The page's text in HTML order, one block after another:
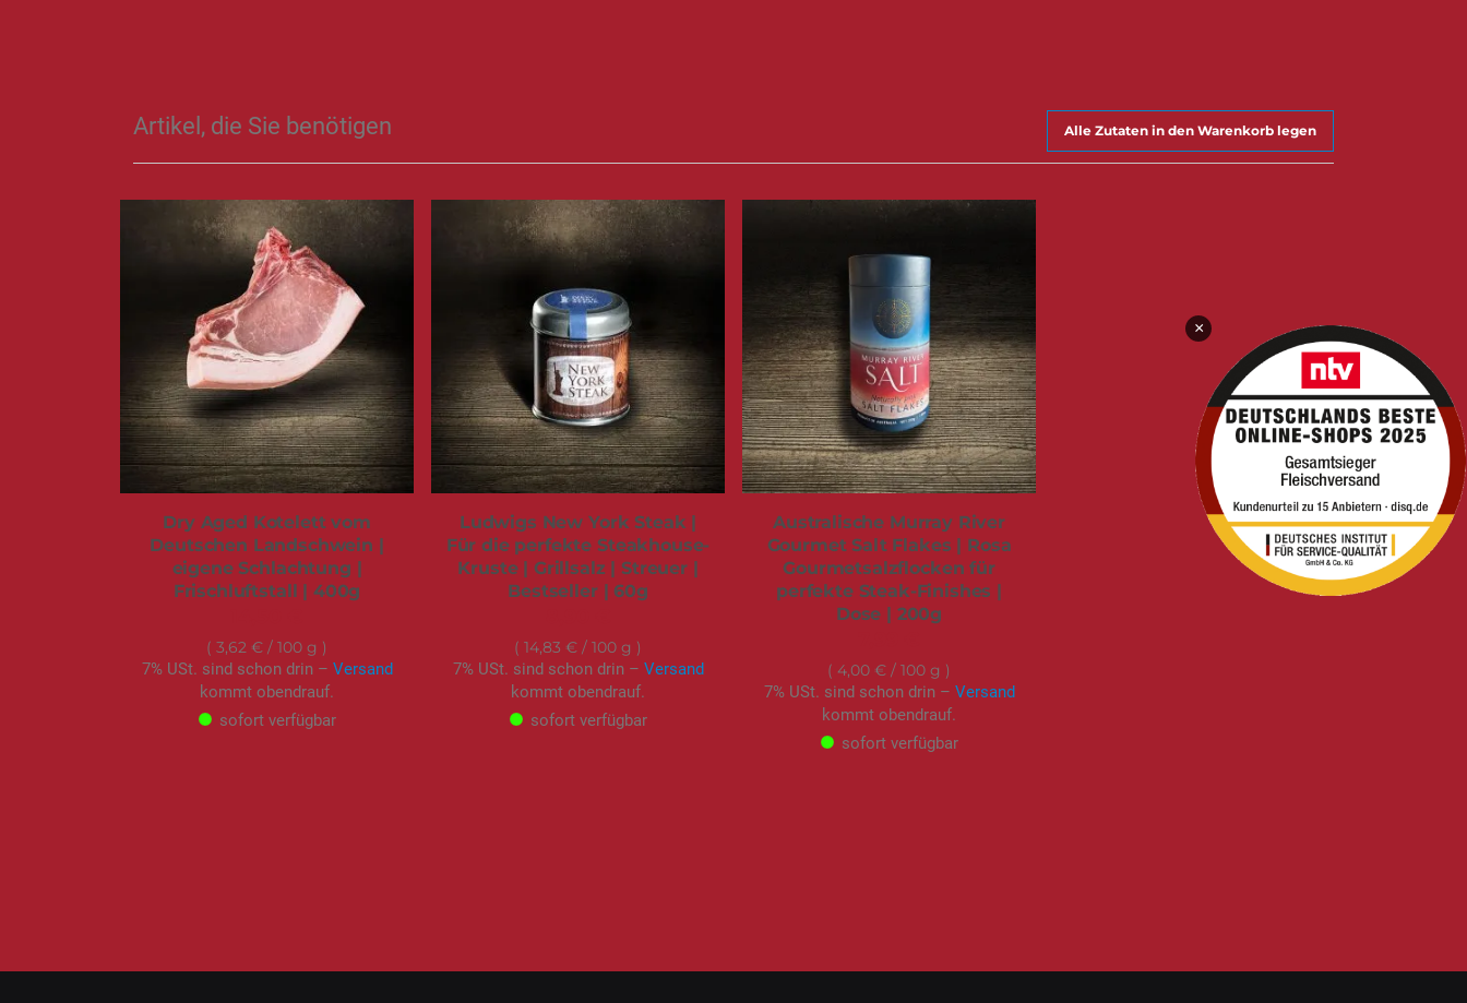
Artikel, die Sie benötigen Alle Zutaten in den Warenkorb legen
Dry Aged Kotelett vom
Deutschen Landschwein |
eigene Schlachtung |
Frischluftstall | 400g
3,62 € / 100 g
7% USt. sind schon drin – Versand
kommt obendrauf.
sofort verfügbar
Ludwigs New York Steak |
Für die perfekte Steakhouse-
Kruste | Grillsalz | Streuer |
Bestseller | 60g
14,83 € / 100 g
7% USt. sind schon drin – Versand
kommt obendrauf.
sofort verfügbar
Australische Murray River
Gourmet Salt Flakes | Rosa
Gourmetsalzflocken für
perfekte Steak-Finishes |
Dose | 200g
4,00 € / 100 g
7% USt. sind schon drin – Versand
kommt obendrauf.
sofort verfügbar
×